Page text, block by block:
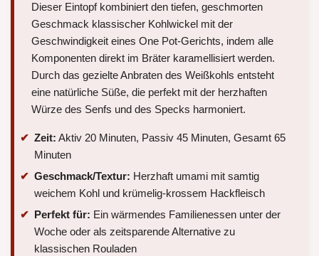
Dieser Eintopf kombiniert den tiefen, geschmorten
Geschmack klassischer Kohlwickel mit der
Geschwindigkeit eines One Pot-Gerichts, indem alle
Komponenten direkt im Bräter karamellisiert werden.
Durch das gezielte Anbraten des Weißkohls entsteht
eine natürliche Süße, die perfekt mit der herzhaften
Würze des Senfs und des Specks harmoniert.
Zeit: Aktiv 20 Minuten, Passiv 45 Minuten, Gesamt 65
Minuten
Geschmack/Textur: Herzhaft umami mit samtig
weichem Kohl und krümelig-krossem Hackfleisch
Perfekt für: Ein wärmendes Familienessen unter der
Woche oder als zeitsparende Alternative zu
klassischen Rouladen